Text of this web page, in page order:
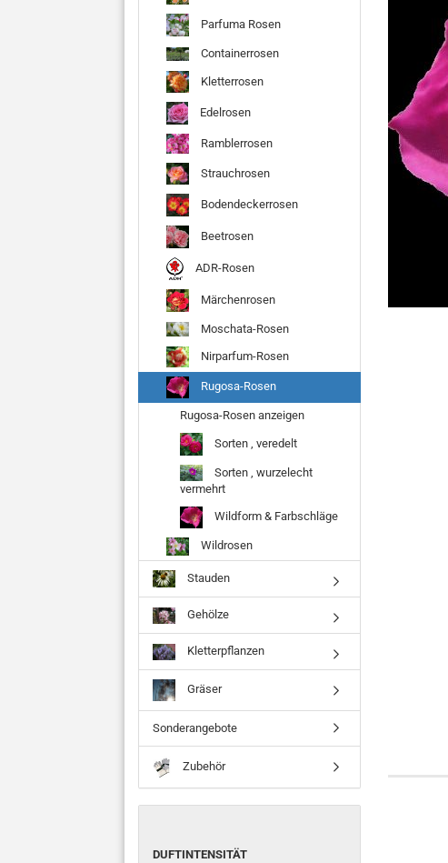
Parfuma Rosen
Containerrosen
Kletterrosen
Edelrosen
Ramblerrosen
Strauchrosen
Bodendeckerrosen
Beetrosen
ADR-Rosen
Märchenrosen
Moschata-Rosen
Nirparfum-Rosen
Rugosa-Rosen
Rugosa-Rosen anzeigen
Sorten , veredelt
Sorten , wurzelecht
vermehrt
Wildform & Farbschläge
Wildrosen
Stauden
Gehölze
Kletterpflanzen
Gräser
Sonderangebote
Zubehör
DUFTINTENSITÄT
DUFTINTENSITÄT